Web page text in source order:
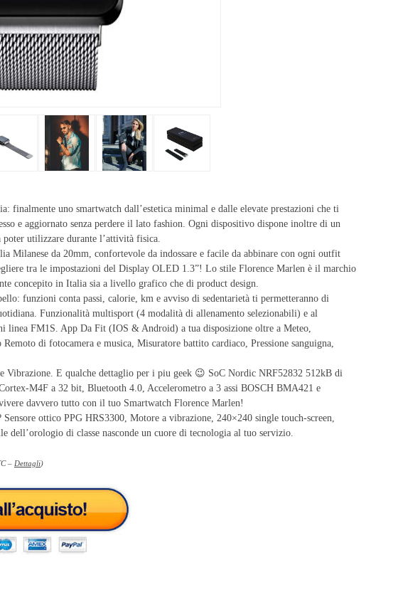
finalmente uno smartwatch dall’estetica minimal e dalle elevate prestazioni che ti
e aggiornato senza perdere il lato fashion. Ogni dispositivo dispone inoltre di un
utilizzare durante l’attività fisica.
Milanese da 20mm, confortevole da indossare e facile da abbinare con ogni outfit
tra le impostazioni del Display OLED 1.3”! Lo stile Florence Marlen è il marchio
concepito in Italia sia a livello grafico che di product design.
funzioni conta passi, calorie, km e avviso di sedentarietà ti permetteranno di
Funzionalità multisport (4 modalità di allenamento selezionabili) e al
linea FM1S. App Da Fit (IOS & Android) a tua disposizione oltre a Meteo,
di fotocamera e musica, Misuratore battito cardiaco, Pressione sanguigna,
Vibrazione. E qualche dettaglio per i piu geek 😉 SoC Nordic NRF52832 512kB di
M4F a 32 bit, Bluetooth 4.0, Accelerometro a 3 assi BOSCH BMA421 e
davvero tutto con il tuo Smartwatch Florence Marlen!
Sensore ottico PPG HRS3300, Motore a vibrazione, 240×240 single touch-screen,
dell’orologio di classe nasconde un cuore di tecnologia al tuo servizio.
– Dettagli)